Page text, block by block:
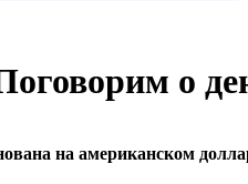
о
на американском